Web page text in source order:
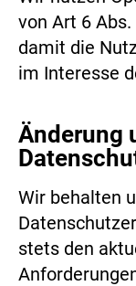
von Art 6 Abs.
damit die
im Interesse
Änderung
Wir behalten
stets den